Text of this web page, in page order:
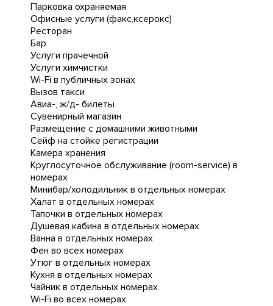
Парковка охраняемая
Офисные услуги (факс,ксерокс)
Ресторан
Бар
Услуги прачечной
Услуги химчистки
Wi-Fi в публичных зонах
Вызов такси
Авиа-, ж/д- билеты
Сувенирный магазин
Размещение с домашними животными
Сейф на стойке регистрации
Камера хранения
Круглосуточное обслуживание (room-service) в
номерах
Минибар/холодильник в отдельных номерах
Халат в отдельных номерах
Тапочки в отдельных номерах
Душевая кабина в отдельных номерах
Ванна в отдельных номерах
Фен во всех номерах
Утюг в отдельных номерах
Кухня в отдельных номерах
Чайник в отдельных номерах
Wi-Fi во всех номерах